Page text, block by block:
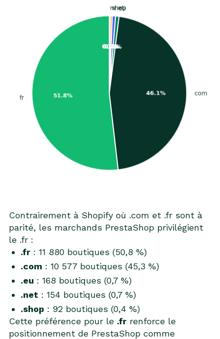
Contrairement à Shopify où .com et .fr sont à
parité, les marchands PrestaShop privilégient
le .fr :
.fr : 11 880 boutiques (50,8 %)
.com : 10 577 boutiques (45,3 %)
.eu : 168 boutiques (0,7 %)
.net : 154 boutiques (0,7 %)
.shop : 92 boutiques (0,4 %)
Cette préférence pour le .fr renforce le
positionnement de PrestaShop comme